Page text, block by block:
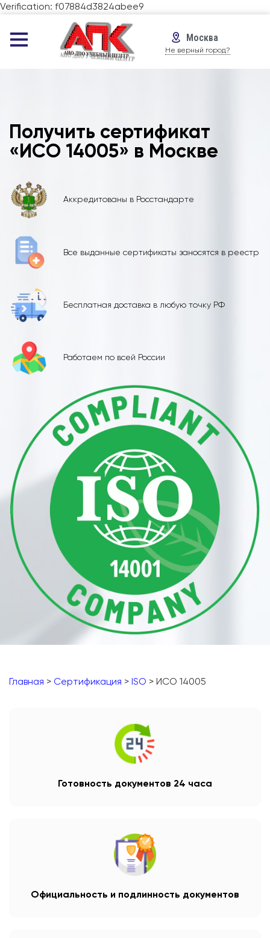
Verification: f07884d3824abee9
Москва
Не верный город?
Получить сертификат
«ИСО 14005» в Москве
Аккредитованы в Росстандарте
Все выданные сертификаты заносятся в реестр
Бесплатная доставка в любую точку РФ
Работаем по всей России
Главная > Сертификация > ISO > ИСО 14005
Готовность документов 24 часа
Официальность и подлинность документов